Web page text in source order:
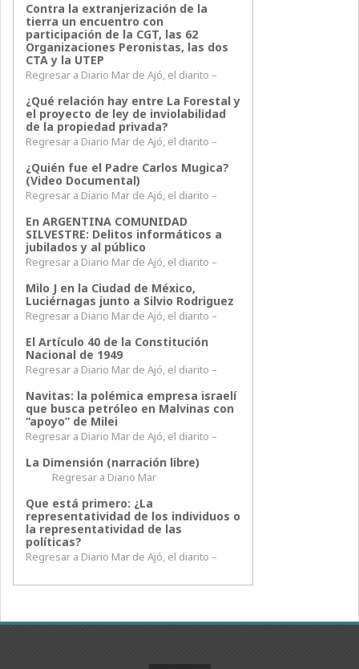
Contra la extranjerización de la
tierra un encuentro con
participación de la CGT, las 62
Organizaciones Peronistas, las dos
CTA y la UTEP
Regresar a Diario Mar de Ajó, el diarito –
¿Qué relación hay entre La Forestal y
el proyecto de ley de inviolabilidad
de la propiedad privada?
Regresar a Diario Mar de Ajó, el diarito –
¿Quién fue el Padre Carlos Mugica?
(Video Documental)
Regresar a Diario Mar de Ajó, el diarito –
En ARGENTINA COMUNIDAD
SILVESTRE: Delitos informáticos a
jubilados y al público
Regresar a Diario Mar de Ajó, el diarito –
Milo J en la Ciudad de México,
Luciérnagas junto a Silvio Rodriguez
Regresar a Diario Mar de Ajó, el diarito –
El Artículo 40 de la Constitución
Nacional de 1949
Regresar a Diario Mar de Ajó, el diarito –
Navitas: la polémica empresa israelí
que busca petróleo en Malvinas con
“apoyo” de Milei
Regresar a Diario Mar de Ajó, el diarito –
La Dimensión (narración libre)
Regresar a Diario Mar
Que está primero: ¿La
representatividad de los individuos o
la representatividad de las
políticas?
Regresar a Diario Mar de Ajó, el diarito –